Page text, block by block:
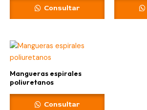
Consultar
Mangueras espirales
poliuretanos
Consultar